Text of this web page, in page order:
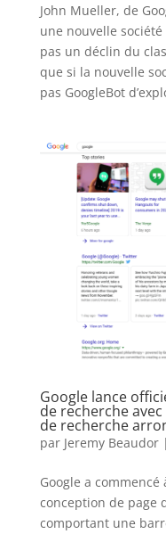
John Mueller, de
une nouvelle
pas un déclin du
que si la nouvelle
pas GoogleBot
Google lance
de recherche
de recherche
par Jeremy Beaudor|
Google a
conception de page
comportant une